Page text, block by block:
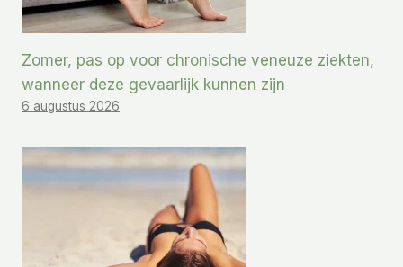
Zomer, pas op voor chronische veneuze ziekten,
wanneer deze gevaarlijk kunnen zijn
6 augustus 2026